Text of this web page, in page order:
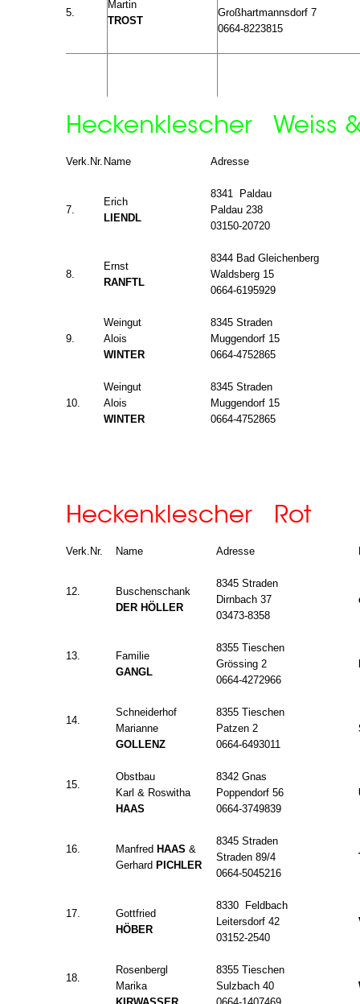
5.
Martin
TROST
Großhartmannsdorf 7
0664-8223815
Heckenklescher Weiss
Verk.Nr. Name Adresse
7.
Erich
LIENDL
8341 Paldau
Paldau 238
03150-20720
8.
Ernst
RANFTL
8344 Bad Gleichenberg
Waldsberg 15
0664-6195929
9.
Weingut
Alois
WINTER
8345 Straden
Muggendorf 15
0664-4752865
10.
Weingut
Alois
WINTER
8345 Straden
Muggendorf 15
0664-4752865
Heckenklescher Rot
Verk.Nr. Name Adresse
12.
Buschenschank
DER HÖLLER
8345 Straden
Dirnbach 37
03473-8358
13.
Familie
GANGL
8355 Tieschen
Grössing 2
0664-4272966
14.
Schneiderhof
Marianne
GOLLENZ
8355 Tieschen
Patzen 2
0664-6493011
15.
Obstbau
Karl & Roswitha
HAAS
8342 Gnas
Poppendorf 56
0664-3749839
16. Manfred HAAS &
Gerhard PICHLER
8345 Straden
Straden 89/4
0664-5045216
17. Gottfried
HÖBER
8330 Feldbach
Leitersdorf 42
03152-2540
18.
Rosenbergl
Marika
8355 Tieschen
Sulzbach 40